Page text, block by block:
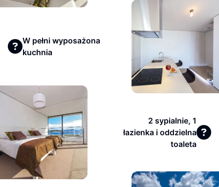
W pełni wyposażona
kuchnia
2 sypialnie, 1
łazienka i oddzielna
toaleta